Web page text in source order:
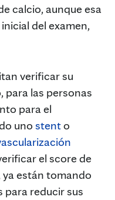
calcio, aunque esa
del examen,
verificar su
para las personas
para el
uno stento
el score de
ya están tomando
para reducir sus